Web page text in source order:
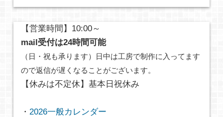
【営業時間】10:00～
mail受付は24時間可能
（日・祝も承ります）日中は工房で制作に入ってます
ので返信が遅くなることがございます。
【休みは不定休】基本日祝休み
・ 2026一般カレンダー